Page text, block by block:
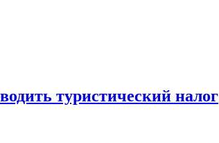
туристический налог